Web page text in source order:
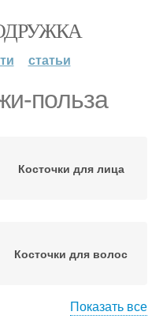
статьи
польза
Косточки для лица
Косточки для волос
Показать все